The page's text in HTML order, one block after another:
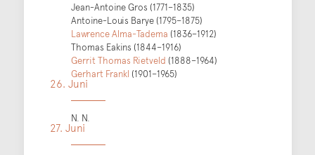
Jean-Antoine Gros (1771–1835)
Antoine-Louis Barye (1795–1875)
Lawrence Alma-Tadema (1836–1912)
Thomas Eakins (1844–1916)
Gerrit Thomas Rietveld (1888–1964)
Gerhart Frankl (1901–1965)
26. Juni
N. N.
27. Juni